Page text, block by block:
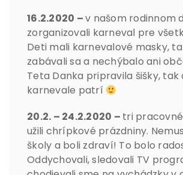
16.2.2020 –v našom rodinnom
zorganizovali karneval pre
Deti mali karnevalové masky,
zabávali sa a nechýbalo ani
Teta Danka pripravila šišky, tak
karnevale patrí
20.2. – 24.2.2020 – tri
užili chrípkové prázdniny.
školy a boli zdraví! To bolo
Oddychovali, sledovali TV